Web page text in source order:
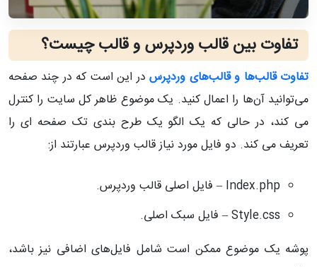
تفاوت بین قالب وردپرس و قالب چیست؟
تفاوت قالب‌ها و قالب‌های وردپرس در این است که در چند صفحه
می‌توانید آن‌ها را اعمال کنید. یک موضوع ظاهر کل سایت را کنترل
می کند، در حالی که یک الگو یک طرح بندی تک صفحه ای را
تعریف می کند. دو فایل مورد نیاز قالب وردپرس عبارتند از:
Index.php – فایل اصلی قالب وردپرس.
Style.css– فایل سبک اصلی.
پوشه یک موضوع ممکن است شامل فایل‌های اضافی نیز باشد،